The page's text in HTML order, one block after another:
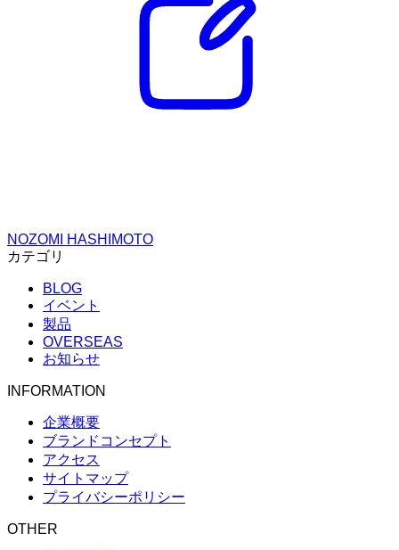
NOZOMI HASHIMOTO
カテゴリ
BLOG
イベント
製品
OVERSEAS
お知らせ
INFORMATION
企業概要
ブランドコンセプト
アクセス
サイトマップ
プライバシーポリシー
OTHER